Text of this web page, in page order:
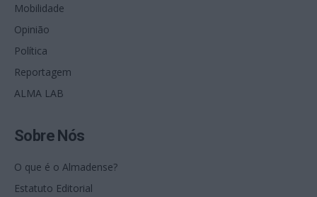
Mobilidade
Opinião
Política
Reportagem
ALMA LAB
Sobre Nós
O que é o Almadense?
Estatuto Editorial